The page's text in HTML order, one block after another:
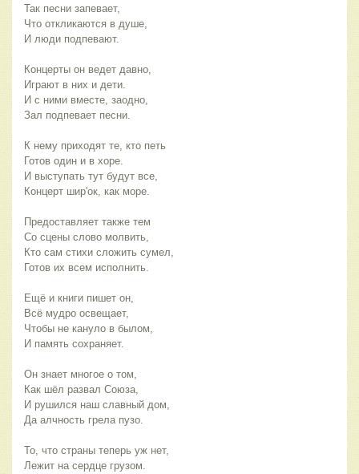
Так песни запевает,
Что откликаются в душе,
И люди подпевают.
Концерты он ведет давно,
Играют в них и дети.
И с ними вместе, заодно,
Зал подпевает песни.
К нему приходят те, кто петь
Готов один и в хоре.
И выступать тут будут все,
Концерт шир'ок, как море.
Предоставляет также тем
Со сцены слово молвить,
Кто сам стихи сложить сумел,
Готов их всем исполнить.
Ещё и книги пишет он,
Всё мудро освещает,
Чтобы не кануло в былом,
И память сохраняет.
Он знает многое о том,
Как шёл развал Союза,
И рушился наш славный дом,
Да алчность грела пузо.
То, что страны теперь уж нет,
Лежит на сердце грузом.